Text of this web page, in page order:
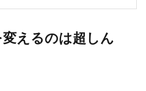
えるのは超しん